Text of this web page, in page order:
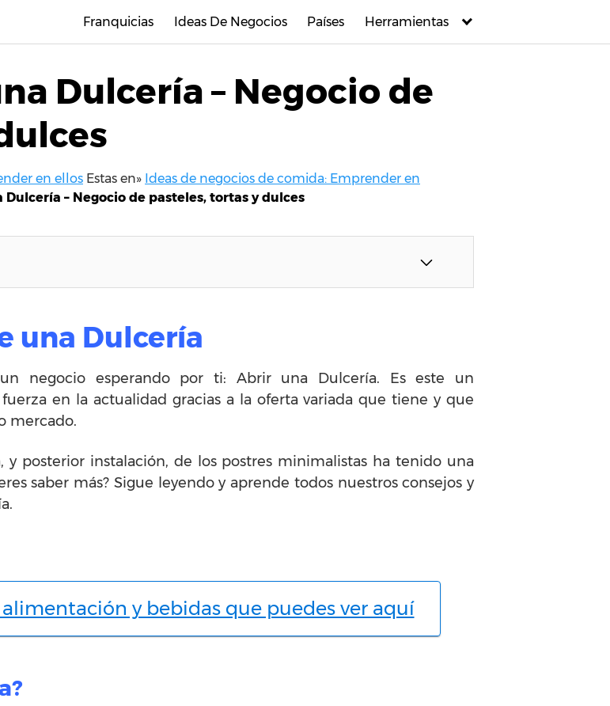
Franquicias Ideas De Negocios Países Herramientas
Dulcería – Negocio de
en ellos Estas en» Ideas de negocios de comida: Emprender en
Dulcería – Negocio de pasteles, tortas y dulces
una Dulcería
negocio esperando por ti: Abrir una Dulcería. Es este un
en la actualidad gracias a la oferta variada que tiene y que
mercado.
posterior instalación, de los postres minimalistas ha tenido una
saber más? Sigue leyendo y aprende todos nuestros consejos y
y bebidas que puedes ver aquí